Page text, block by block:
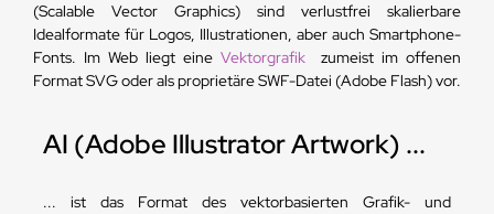
(Scalable Vector Graphics) sind verlustfrei skalierbare
Idealformate für Logos, Illustrationen, aber auch Smartphone-
Fonts. Im Web liegt eineVektorgrafikzumeist im offenen
Format SVG oder als proprietäre SWF-Datei (Adobe Flash) vor.
AI (Adobe Illustrator Artwork) ...
... ist das Format des vektorbasierten Grafik- und